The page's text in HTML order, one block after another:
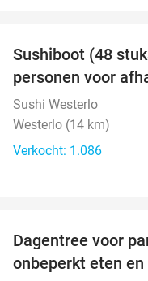
Sushiboot (48
personen voor
Sushi Westerlo
Westerlo (14 km)
Verkocht: 1.086
Dagentree voor
onbeperkt eten en